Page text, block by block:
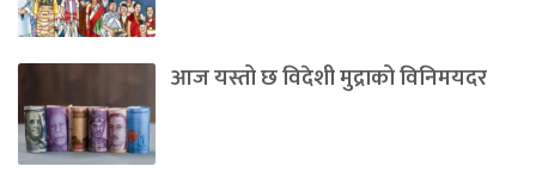
आज यस्तो छ विदेशी मुद्राको विनिमयदर